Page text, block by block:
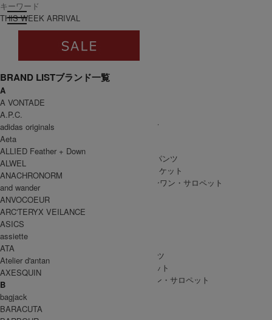
toggle navigation
ログイン
すべて
WOMEN
WOMEN ALL ITEM
/ ワンピース
SKIRT
BOTTOMS
/ ボトムス・パンツ
/ アウター・ジャケット
/ オールインワン・サロペット
MEN
MEN ALL ITEM
/ ボトムス・パンツ
/ アウター・ジャケット
/ オールインワン・サロペット
THIS WEEK ARRIVAL
BRAND LISTブランド一覧
A
A VONTADE
A.P.C.
adidas originals
Aeta
ALLIED Feather + Down
ALWEL
ANACHRONORM
and wander
ANVOCOEUR
ARC'TERYX VEILANCE
ASICS
assiette
ATA
Atelier d'antan
AXESQUIN
B
bagjack
BARACUTA